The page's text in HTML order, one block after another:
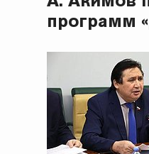
программ